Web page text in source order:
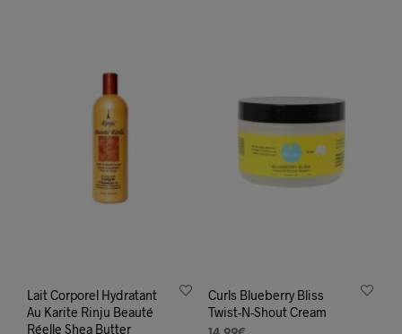
Lait Corporel Hydratant
Au Karite Rinju Beauté
Réelle Shea Butter
Curls Blueberry Bliss
Twist-N-Shout Cream